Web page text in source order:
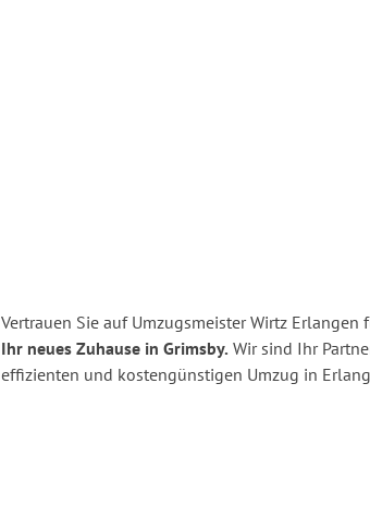
Vertrauen Sie auf Umzugsmeister Wirtz
Ihr neues Zuhause in Grimsby. Wir sind Ihr
effizienten und kostengünstigen Umzug in